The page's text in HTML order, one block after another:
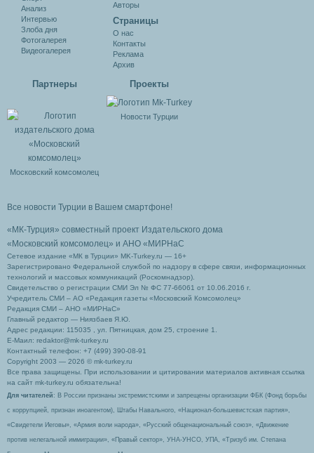
Анализ
Интервью
Злоба дня
Фотогалерея
Видеогалерея
Авторы
Cтраницы
О нас
Контакты
Реклама
Архив
Партнеры
Московский комсомолец
Проекты
Новости Турции
Все новости Турции в Вашем смартфоне!
«МК-Турция» совместный проект Издательского дома
«Московский комсомолец» и АНО «МИРНаС
Сетевое издание «МК в Турции» MK-Turkey.ru — 16+
Зарегистрировано Федеральной службой по надзору в сфере связи, информационных
технологий и массовых коммуникаций (Роскомнадзор).
Свидетельство о регистрации СМИ Эл № ФС 77-66061 от 10.06.2016 г.
Учредитель СМИ – АО «Редакция газеты «Московский Комсомолец»
Редакция СМИ – АНО «МИРНаС»
Главный редактор — Ниязбаев Я.Ю.
Адрес редакции: 115035 , ул. Пятницкая, дом 25, строение 1.
Е-Маил: redaktor@mk-turkey.ru
Контактный телефон: +7 (499) 390-08-91
Copyright 2003 — 2026 © mk-turkey.ru
Все права защищены. При использовании и цитировании материалов активная ссылка
на сайт mk-turkey.ru обязательна!
Для читателей : В России признаны экстремистскими и запрещены организации ФБК (Фонд борьбы
с коррупцией, признан иноагентом), Штабы Навального, «Национал-большевистская партия»,
«Свидетели Иеговы», «Армия воли народа», «Русский общенациональный союз», «Движение
против нелегальной иммиграции», «Правый сектор», УНА-УНСО, УПА, «Тризуб им. Степана